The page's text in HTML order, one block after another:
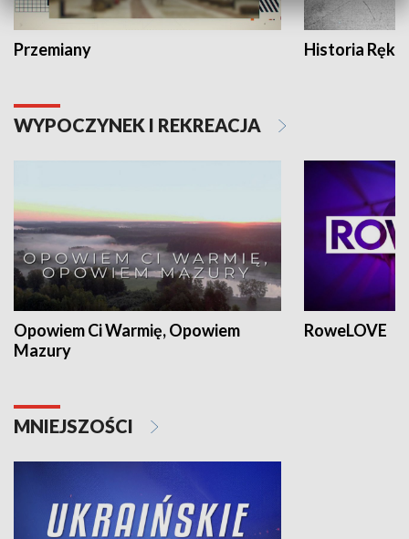
Przemiany Historia Ręką
WYPOCZYNEK I REKREACJA
Opowiem Ci Warmię, Opowiem
Mazury
RoweLOVE
MNIEJSZOŚCI